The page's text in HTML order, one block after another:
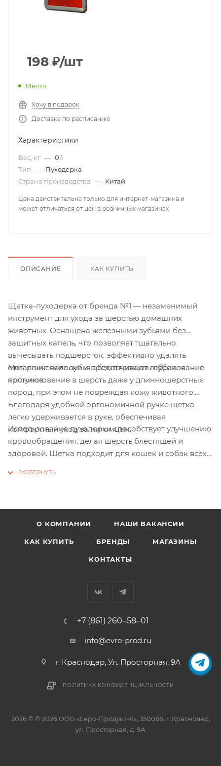
198 ₽/шт
Много
Хочу в подарок
Доставка по расписанию
Характеристики
Вес, кг — 0.1
Тип — Пуходерка
Страна производства — Китай
Цена действительна только для интернет-магазина и
может отличаться от цен в розничных магазинах
ОПИСАНИЕ КАК КУПИТЬ
Щетка-пуходерка от бренда №1 — незаменимый
инструмент для ухода за шерстью домашних
животных. Оснащена железными зубьями без
защитных капель, что позволяет тщательно
вычесывать подшерсток, эффективно удалять
отмершие волоски и предотвращать образование
колтунов.
Металлические зубья обеспечивают глубокое
проникновение в шерсть даже у длинношерстных
пород, при этом не повреждая кожу животного.
Благодаря удобной эргономичной ручке щетка
легко удерживается в руке, обеспечивая
комфортный уход за питомцем.
Использование пуходерки способствует улучшению
кровообращения, делая шерсть блестящей и
здоровой. Щетка подходит для кошек и собак всех
О КОМПАНИИ НАШИ ВАКАНСИИ
КАК КУПИТЬ БРЕНДЫ МАГАЗИНЫ
КОНТАКТЫ
+7 (861) 260‒58‒01
info@evro-prod.ru
г. Краснодар, ​Ул. Просторная, 9А
ПОЛИТИКА КОНФИДЕНЦИАЛЬНОСТИ
2026 © © 2026 ООО «Евро-Продукт-К», 350066, г. Краснодар,
ул. Просторная, д. 9А